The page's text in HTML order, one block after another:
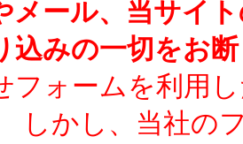
メール、当サイ
込みの一切をお
フォームを利用
しかし、当社の